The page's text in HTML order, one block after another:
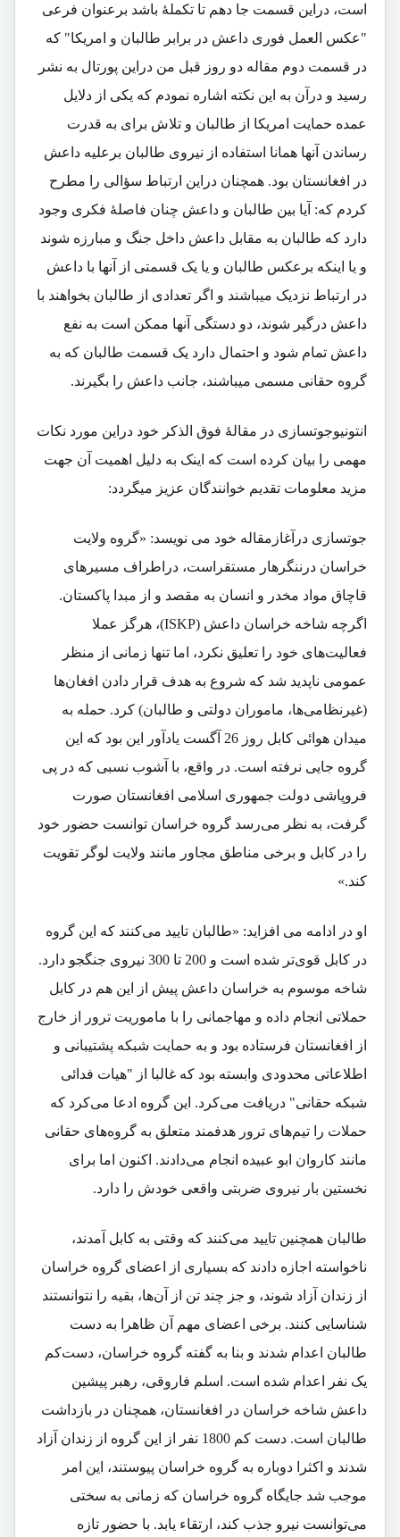
است، دراین قسمت جا دهم تا تکملۀ باشد برعنوان فرعی
"عکس العمل فوری داعش در برابر طالبان و امریکا" که
در قسمت دوم مقاله دو روز قبل من دراین پورتال به نشر
رسید و درآن به این نکته اشاره نمودم که یکی از دلایل
عمده حمایت امریکا از طالبان و تلاش برای به قدرت
رساندن آنها همانا استفاده از نیروی طالبان برعلیه داعش
در افغانستان بود. همچنان دراین ارتباط سؤالی را مطرح
کردم که: آیا بین طالبان و داعش چنان فاصلۀ فکری وجود
دارد که طالبان به مقابل داعش داخل جنگ و مبارزه شوند
و یا اینکه برعکس طالبان و یا یک قسمتی از آنها با داعش
در ارتباط نزدیک میباشند و اگر تعدادی از طالبان بخواهند با
داعش درگیر شوند، دو دستگی آنها ممکن است به نفع
داعش تمام شود و احتمال دارد یک قسمت طالبان که به
گروه حقانی مسمی میباشند، جانب داعش را بگیرند.
انتونیوجوتسازی در مقالۀ فوق الذکر خود دراین مورد نکات
مهمی را بیان کرده است که اینک به دلیل اهمیت آن جهت
مزید معلومات تقدیم خوانندگان عزیز میگردد:
جوتسازی درآغازمقاله خود می نویسد: «گروه ولایت
خراسان درننگرهار مستقراست، دراطراف مسیرهای
قاچاق مواد مخدر و انسان به مقصد و از مبدا پاکستان.
اگرچه شاخه خراسان داعش (ISKP)، هرگز عملا
فعالیت‌های خود را تعلیق نکرد، اما تنها زمانی از منظر
عمومی ناپدید شد که شروع به هدف قرار دادن افغان‌ها
(غیرنظامی‌ها، ماموران دولتی و طالبان) کرد. حمله به
میدان هوائی کابل روز 26 آگست یادآور این بود که این
گروه جایی نرفته است. در واقع، با آشوب نسبی که در پی
فروپاشی دولت جمهوری اسلامی افغانستان صورت
گرفت، به نظر می‌رسد گروه خراسان توانست حضور خود
را در کابل و برخی مناطق مجاور مانند ولایت لوگر تقویت
کند.»
او در ادامه می افزاید: «طالبان تایید می‌کنند که این گروه
در کابل قوی‌تر شده است و 200 تا 300 نیروی جنگجو دارد.
شاخه موسوم به خراسان داعش پیش از این هم در کابل
حملاتی انجام داده و مهاجمانی را با ماموریت ترور از خارج
از افغانستان فرستاده بود و به حمایت شبکه پشتیبانی و
اطلاعاتی محدودی وابسته بود که غالبا از "هیات فدائی
شبکه حقانی" دریافت می‌کرد. این گروه ادعا می‌کرد که
حملات را تیم‌های ترور هدفمند متعلق به گروه‌های حقانی
مانند کاروان ابو عبیده انجام می‌دادند. اکنون اما برای
نخستین بار نیروی ضربتی واقعی خودش را دارد.
طالبان همچنین تایید می‌کنند که وقتی به کابل آمدند،
ناخواسته اجازه دادند که بسیاری از اعضای گروه خراسان
از زندان آزاد شوند، و جز چند تن از آن‌ها، بقیه را نتوانستند
شناسایی کنند. برخی اعضای مهم آن ظاهرا به دست
طالبان اعدام شدند و بنا به گفته گروه خراسان، دست‌کم
یک نفر اعدام شده است. اسلم فاروقی، رهبر پیشین
داعش شاخه خراسان در افغانستان، همچنان در بازداشت
طالبان است. دست کم 1800 نفر از این گروه از زندان آزاد
شدند و اکثرا دوباره به گروه خراسان پیوستند، این امر
موجب شد جایگاه گروه خراسان که زمانی به سختی
می‌توانست نیرو جذب کند، ارتقاء یابد. با حضور تازه